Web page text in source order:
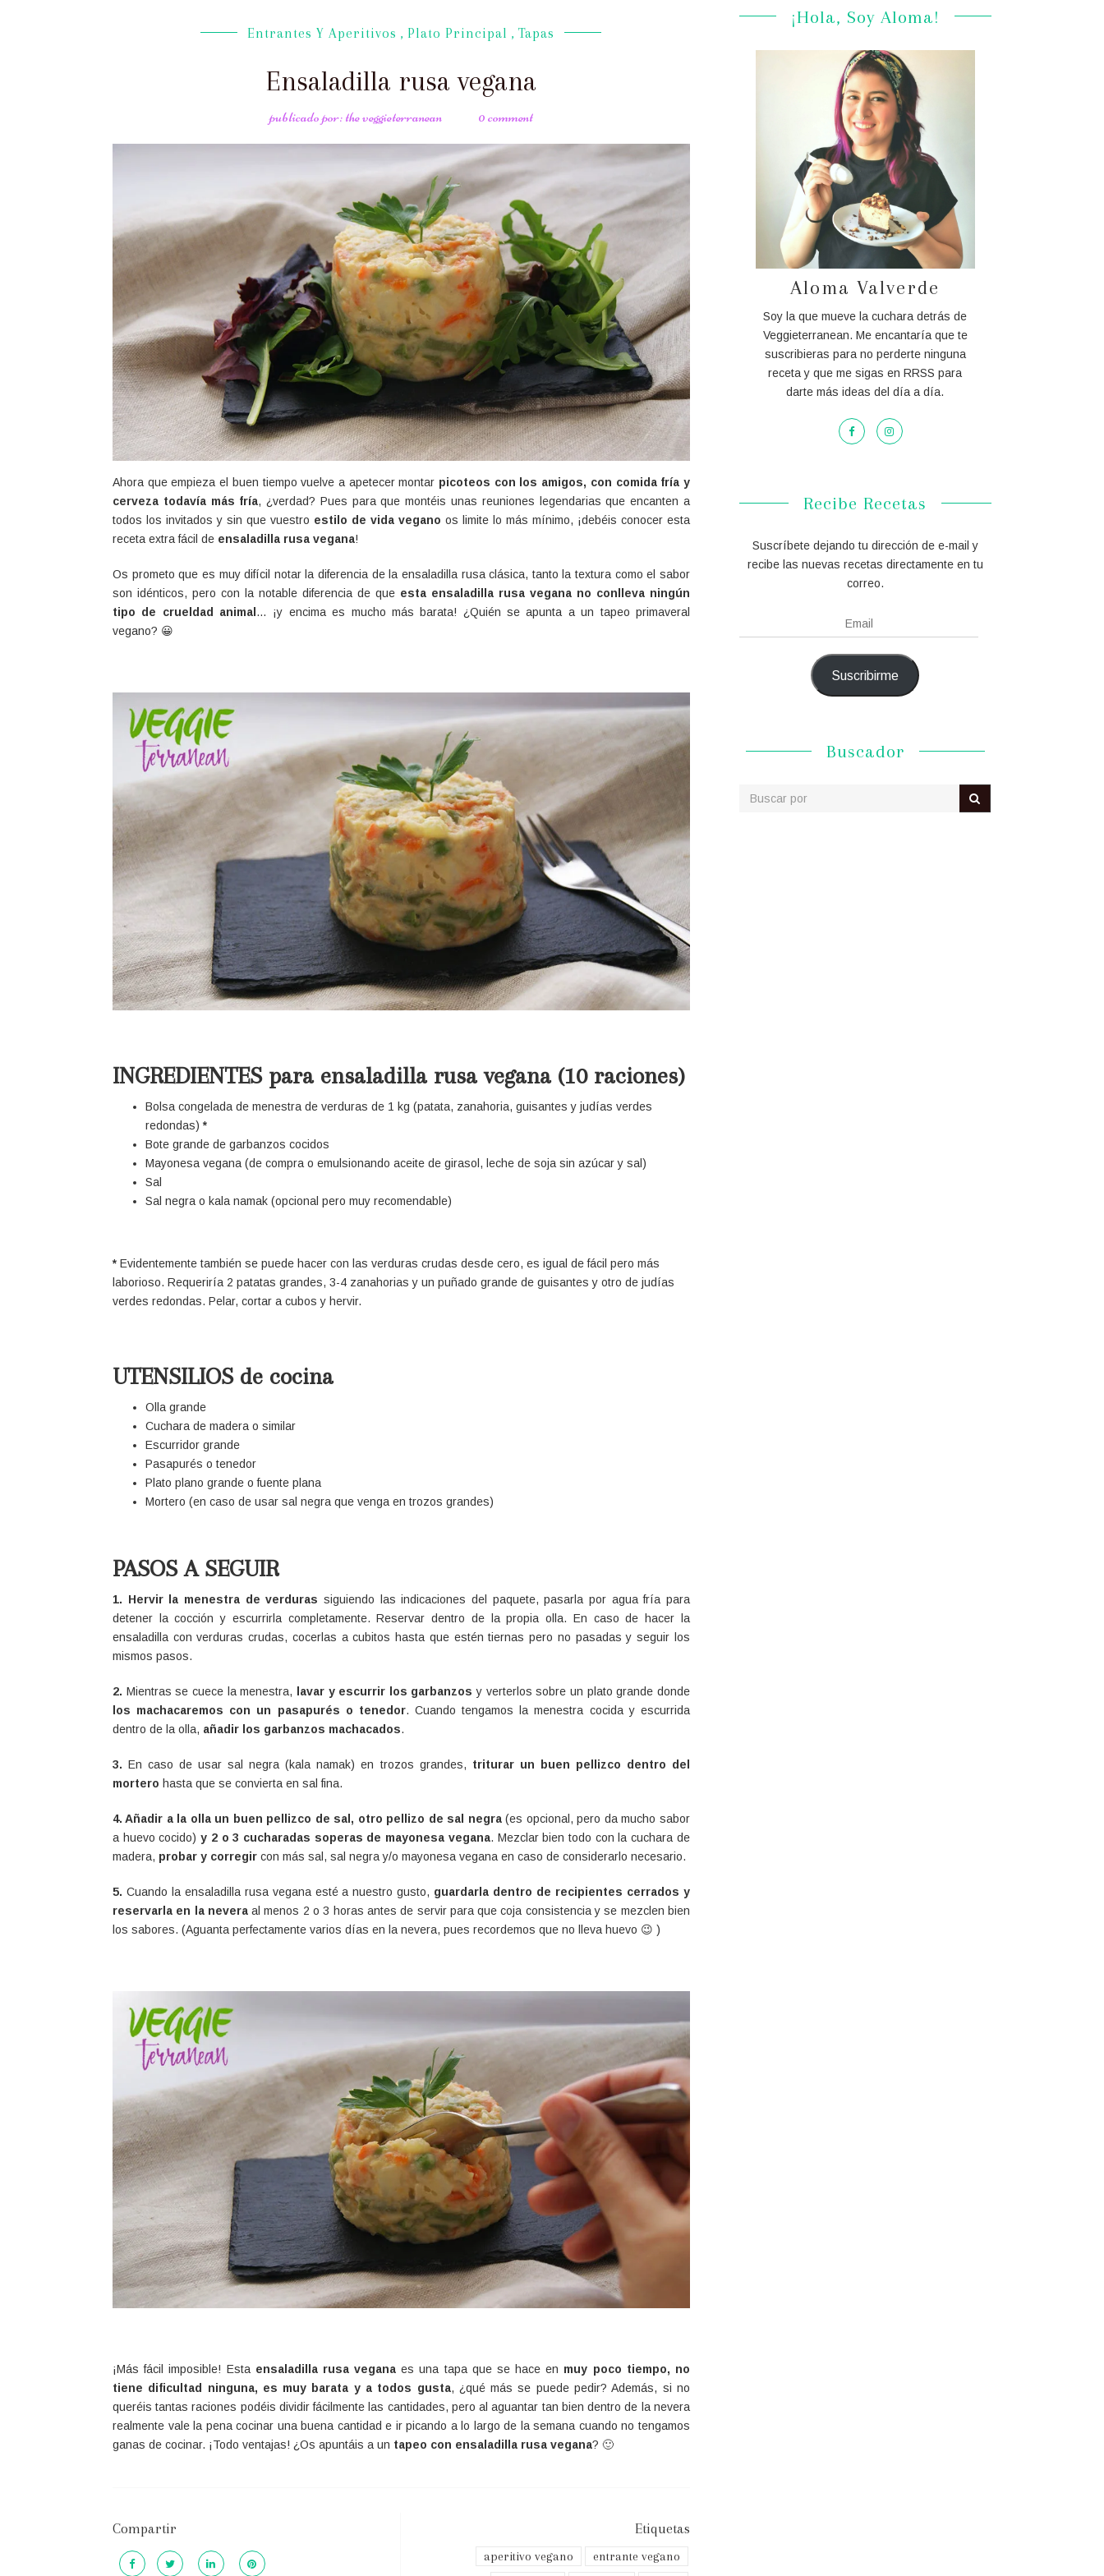
Entrantes Y Aperitivos , Plato Principal , Tapas
Ensaladilla rusa vegana
publicado por: the veggieterranean 0 comment
Ahora que empieza el buen tiempo vuelve a apetecer montar picoteos con los amigos, con comida fría y
cerveza todavía más fría, ¿verdad? Pues para que montéis unas reuniones legendarias que encanten a
todos los invitados y sin que vuestro estilo de vida vegano os limite lo más mínimo, ¡debéis conocer esta
receta extra fácil de ensaladilla rusa vegana!
Os prometo que es muy difícil notar la diferencia de la ensaladilla rusa clásica, tanto la textura como el sabor
son idénticos, pero con la notable diferencia de que esta ensaladilla rusa vegana no conlleva ningún
tipo de crueldad animal … ¡y encima es mucho más barata! ¿Quién se apunta a un tapeo primaveral
vegano? 😀
INGREDIENTES para ensaladilla rusa vegana (10 raciones)
Bolsa congelada de menestra de verduras de 1 kg (patata, zanahoria, guisantes y judías verdes
redondas) *
Bote grande de garbanzos cocidos
Mayonesa vegana (de compra o emulsionando aceite de girasol, leche de soja sin azúcar y sal)
Sal
Sal negra o kala namak (opcional pero muy recomendable)
* Evidentemente también se puede hacer con las verduras crudas desde cero, es igual de fácil pero más
laborioso. Requeriría 2 patatas grandes, 3-4 zanahorias y un puñado grande de guisantes y otro de judías
verdes redondas. Pelar, cortar a cubos y hervir.
UTENSILIOS de cocina
Olla grande
Cuchara de madera o similar
Escurridor grande
Pasapurés o tenedor
Plato plano grande o fuente plana
Mortero (en caso de usar sal negra que venga en trozos grandes)
PASOS A SEGUIR
1. Hervir la menestra de verduras siguiendo las indicaciones del paquete, pasarla por agua fría para
detener la cocción y escurrirla completamente. Reservar dentro de la propia olla. En caso de hacer la
ensaladilla con verduras crudas, cocerlas a cubitos hasta que estén tiernas pero no pasadas y seguir los
mismos pasos.
2. Mientras se cuece la menestra, lavar y escurrir los garbanzos y verterlos sobre un plato grande donde
los machacaremos con un pasapurés o tenedor. Cuando tengamos la menestra cocida y escurrida
dentro de la olla, añadir los garbanzos machacados.
3. En caso de usar sal negra (kala namak) en trozos grandes, triturar un buen pellizco dentro del
mortero hasta que se convierta en sal fina.
4. Añadir a la olla un buen pellizco de sal, otro pellizo de sal negra(es opcional, pero da mucho sabor
a huevo cocido)y 2 o 3 cucharadas soperas de mayonesa vegana. Mezclar bien todo con la cuchara de
madera, probar y corregir con más sal, sal negra y/o mayonesa vegana en caso de considerarlo necesario.
5. Cuando la ensaladilla rusa vegana esté a nuestro gusto, guardarla dentro de recipientes cerrados y
reservarla en la neveraal menos 2 o 3 horas antes de servir para que coja consistencia y se mezclen bien
los sabores. (Aguanta perfectamente varios días en la nevera, pues recordemos que no lleva huevo 😉 )
¡Más fácil imposible! Esta ensaladilla rusa vegana es una tapa que se hace en muy poco tiempo, no
tiene dificultad ninguna, es muy barata y a todos gusta, ¿qué más se puede pedir? Además, si no
queréis tantas raciones podéis dividir fácilmente las cantidades, pero al aguantar tan bien dentro de la nevera
realmente vale la pena cocinar una buena cantidad e ir picando a lo largo de la semana cuando no tengamos
ganas de cocinar. ¡Todo ventajas! ¿Os apuntáis a un tapeo con ensaladilla rusa vegana? 🙂
Compartir Etiquetas
aperitivo vegano
entrante vegano
¡Hola, Soy Aloma!
Aloma Valverde
Soy la que mueve la cuchara detrás de
Veggieterranean. Me encantaría que te
suscribieras para no perderte ninguna
receta y que me sigas en RRSS para
darte más ideas del día a día.
Recibe Recetas
Suscríbete dejando tu dirección de e-mail y
recibe las nuevas recetas directamente en tu
correo.
Email
Suscribirme
Buscador